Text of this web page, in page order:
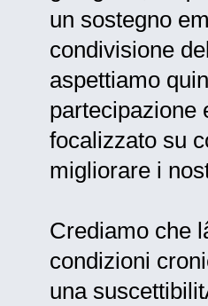
un sostegno
condivisione
aspettiamo
partecipazione
focalizzato su
migliorare i
Crediamo che
condizioni
una